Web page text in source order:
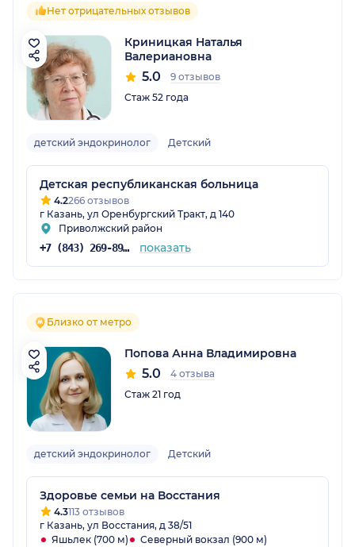
Нет отрицательных отзывов
Криницкая Наталья
Валериановна
5.0
9 отзывов
Стаж 52 года
детский эндокринолог Детский
Детская республиканская больница
4.2266 отзывов
г Казань, ул Оренбургский Тракт, д 140
Приволжский район
+7 (843) 269-89-00 показать
Близко от метро
Попова Анна Владимировна
5.0
4 отзыва
Стаж 21 год
детский эндокринолог Детский
Здоровье семьи на Восстания
4.3113 отзывов
г Казань, ул Восстания, д 38/51
Яшьлек (700 м)
Северный вокзал (900 м)